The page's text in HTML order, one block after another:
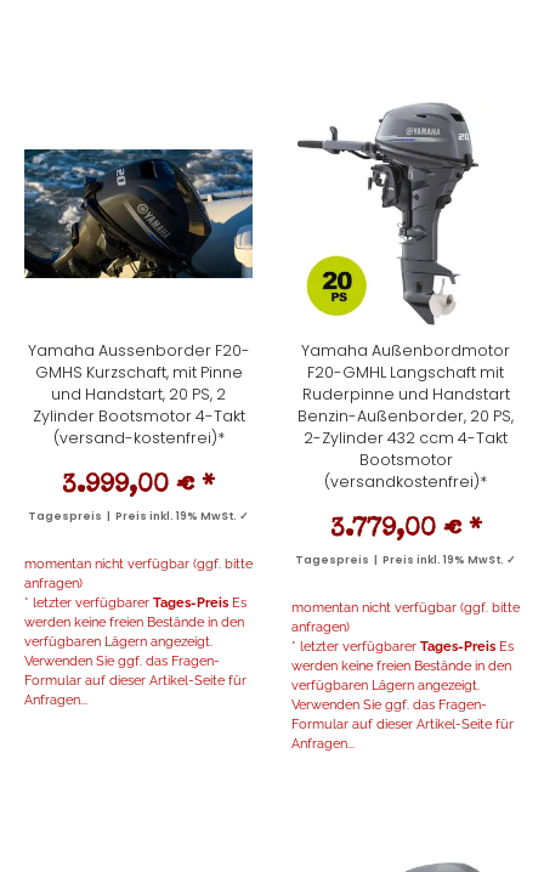
Yamaha Aussenborder F20-
GMHS Kurzschaft, mit Pinne
und Handstart, 20 PS, 2
Zylinder Bootsmotor 4-Takt
(versand-kostenfrei)*
3.999,00 € *
Tagespreis | Preis inkl. 19% MwSt. ✓
momentan nicht verfügbar (ggf. bitte
anfragen)
* letzter verfügbarer Tages-Preis Es
werden keine freien Bestände in den
verfügbaren Lägern angezeigt.
Verwenden Sie ggf. das Fragen-
Formular auf dieser Artikel-Seite für
Anfragen...
Yamaha Außenbordmotor
F20-GMHL Langschaft mit
Ruderpinne und Handstart
Benzin-Außenborder, 20 PS,
2-Zylinder 432 ccm 4-Takt
Bootsmotor
(versandkostenfrei)*
3.779,00 € *
Tagespreis | Preis inkl. 19% MwSt. ✓
momentan nicht verfügbar (ggf. bitte
anfragen)
* letzter verfügbarer Tages-Preis Es
werden keine freien Bestände in den
verfügbaren Lägern angezeigt.
Verwenden Sie ggf. das Fragen-
Formular auf dieser Artikel-Seite für
Anfragen...